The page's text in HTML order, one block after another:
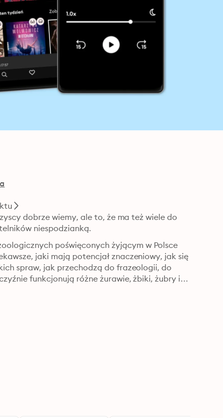
dobrze wiemy, ale to, że ma też wiele do
niespodzianką.
poświęconych żyjącym w Polsce
jaki mają potencjał znaczeniowy, jak się
spraw, jak przechodzą do frazeologii, do
funkcjonują różne żurawie, żbiki, żubry i